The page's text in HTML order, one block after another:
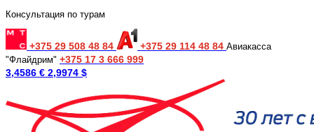
Консультация по турам
+375 29 508 48 84 +375 29 114 48 84 Авиакасса
"Флайдрим" +375 17 3 666 999
3,4586 € 2,9974 $